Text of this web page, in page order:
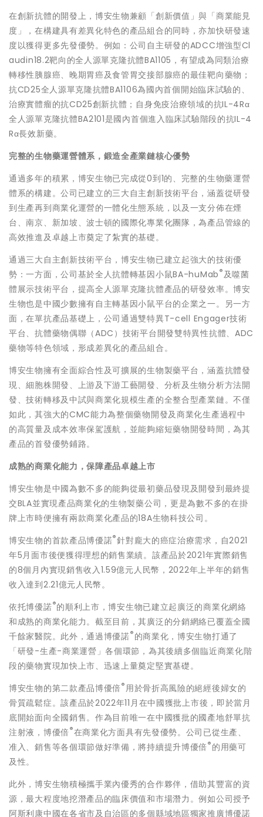
在創新抗體的開發上，博安生物兼顧「創新價值」與「商業能見
度」，在構建具有差異化特色的產品組合的同時，亦加快研發速
度以獲得更多先發優勢。例如：公司自主研發的ADCC增強型Cl
audin18.2靶向的全人源單克隆抗體BA1105，有望成為同類治療
轉移性胰腺癌、晚期胃癌及食管胃交接部腺癌的最佳靶向藥物；
抗CD25全人源單克隆抗體BA1106為國內首個開始臨床試驗的、
治療實體瘤的抗CD25創新抗體；自身免疫治療領域的抗IL-4Rα
全人源單克隆抗體BA2101是國內首個進入臨床試驗階段的抗IL-4
Rα長效新藥。
完整的生物藥運營體系，鍛造全產業鏈核心優勢
通過多年的積累，博安生物已完成從0到1的、完整的生物藥運營
體系的構建。公司已建立的三大自主創新技術平台，涵蓋從研發
到生產再到商業化運營的一體化生態系統，以及一支分佈在煙
台、南京、新加坡、波士頓的國際化專業化團隊，為產品管線的
高效推進及卓越上市奠定了紮實的基礎。
通過三大自主創新技術平台，博安生物已建立起強大的技術優
勢：一方面，公司基於全人抗體轉基因小鼠BA-huMab ® 及噬菌
體展示技術平台，提高全人源單克隆抗體產品的研發效率。博安
生物也是中國少數擁有自主轉基因小鼠平台的企業之一。另一方
面，在單抗產品基礎上，公司通過雙特異T-cell Engager技術
平台、抗體藥物偶聯（ADC）技術平台開發雙特異性抗體、ADC
藥物等特色領域，形成差異化的產品組合。
博安生物擁有全面綜合性及可擴展的生物製藥平台，涵蓋抗體發
現、細胞株開發、上游及下游工藝開發、分析及生物分析方法開
發、技術轉移及中試與商業化規模生產的全整合型產業鏈。不僅
如此，其強大的CMC能力為整個藥物開發及商業化生產過程中
的高質量及成本效率保駕護航，並能夠縮短藥物開發時間，為其
產品的首發優勢鋪路。
成熟的商業化能力，保障產品卓越上市
博安生物是中國為數不多的能夠從最初藥品發現及開發到最終提
交BLA並實現產品商業化的生物製藥公司，更是為數不多的在掛
牌上市時便擁有兩款商業化產品的18A生物科技公司。
博安生物的首款產品博優諾®針對龐大的癌症治療需求，自2021
年5月面市後便獲得理想的銷售業績。該產品於2021年實際銷售
的8個月內實現銷售收入1.59億元人民幣，2022年上半年的銷售
收入達到2.21億元人民幣。
依托博優諾®的順利上市，博安生物已建立起廣泛的商業化網絡
和成熟的商業化能力。截至目前，其廣泛的分銷網絡已覆蓋全國
千餘家醫院。此外，通過博優諾® 的商業化，博安生物打通了
「研發-生產-商業運營」各個環節，為其後續多個臨近商業化階
段的藥物實現加快上市、迅速上量奠定堅實基礎。
博安生物的第二款產品博優倍® 用於骨折高風險的絕經後婦女的
骨質疏鬆症。該產品於2022年11月在中國獲批上市後，即於當月
底開始面向全國銷售。作為目前唯一在中國獲批的國產地舒單抗
注射液，博優倍®在商業化方面具有先發優勢。公司已從生產、
准入、銷售等各個環節做好準備，將持續提升博優倍® 的用藥可
及性。
此外，博安生物積極攜手業內優秀的合作夥伴，借助其豐富的資
源，最大程度地挖潛產品的臨床價值和市場潛力。例如公司授予
阿斯利康中國在各省市及自治區的多個縣域地區獨家推廣博優諾